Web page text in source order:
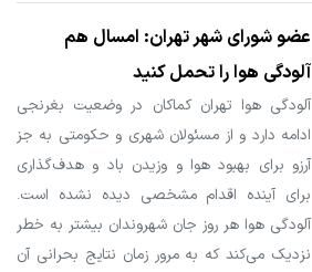
عضو شورای شهر تهران: امسال هم
آلودگی هوا را تحمل کنید
آلودگی هوا تهران کماکان در وضعیت بغرنجی
ادامه دارد و از مسئولان شهری و حکومتی به جز
آرزو برای بهبود هوا و وزیدن باد و هدف‌گذاری
برای آینده اقدام مشخصی دیده نشده است.
آلودگی هوا هر روز جان شهروندان بیشتر به خطر
نزدیک می‌کند که به مرور زمان نتایج بحرانی آن